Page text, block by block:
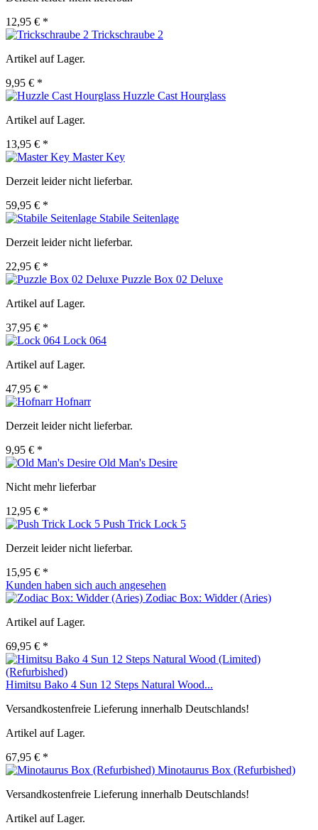
12,95 € *
Trickschraube 2
Artikel auf Lager.
9,95 € *
Huzzle Cast Hourglass
Artikel auf Lager.
13,95 € *
Master Key
Derzeit leider nicht lieferbar.
59,95 € *
Stabile Seitenlage
Derzeit leider nicht lieferbar.
22,95 € *
Puzzle Box 02 Deluxe
Artikel auf Lager.
37,95 € *
Lock 064
Artikel auf Lager.
47,95 € *
Hofnarr
Derzeit leider nicht lieferbar.
9,95 € *
Old Man's Desire
Nicht mehr lieferbar
12,95 € *
Push Trick Lock 5
Derzeit leider nicht lieferbar.
15,95 € *
Kunden haben sich auch angesehen
Zodiac Box: Widder (Aries)
Artikel auf Lager.
69,95 € *
Himitsu Bako 4 Sun 12 Steps Natural Wood...
Versandkostenfreie Lieferung innerhalb Deutschlands!
Artikel auf Lager.
67,95 € *
Minotaurus Box (Refurbished)
Versandkostenfreie Lieferung innerhalb Deutschlands!
Artikel auf Lager.